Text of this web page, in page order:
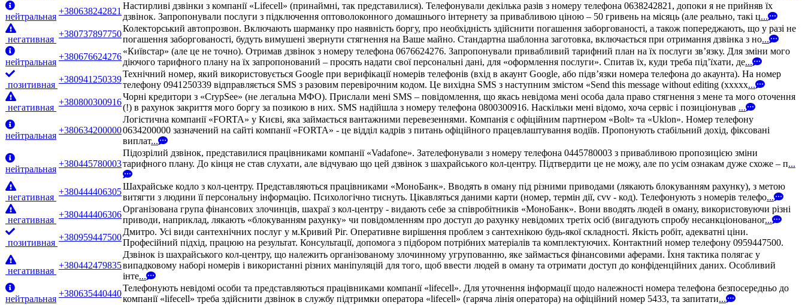
нейтральная
+380638242821
Настирливі дзвінки з компанії «Lifecell» (принаймні, так представилися). Телефонували декілька разів з номеру телефона 0638242821, допоки я не прийняв їх
дзвінок. Запропонували послуги з підключення оптоволоконного домашнього інтернету за привабливою ціною – 50 гривень на місяць (але реально, такі ц...
негативная
+380737897750
Колекторський автопрозвон. Включають шарманку про наявність боргу, про необхідність здійснити погашення заборгованості, а також попереджають, що у разі не
погашення заборгованості, будуть вимушені звернути стягнення на Ваше майно. Стандартна шаблонна заготовка, включається при отримання дзвінка з но...
нейтральная
+380676624276
«Київстар» (але це не точно). Отримав дзвінок з номеру телефона 0676624276. Запропонували привабливий тарифний план на їх послуги зв’язку. Для зміни мого
діючого тарифного плану на їх запропонований – просять надати свої персональні дані, для «оформлення послуги». Спитав їх, куди треба під’їхати, де...
позитивная
+380941250339
Технічний номер, який використовується Google при верифікації номерів телефонів (вхід в акаунт Google, або підв’язки номера телефона до акаунта). На номер
телефону 0941250339 відправляється SMS з разовим перевірочним кодом. Це вихідна SMS з наступним змістом «Send this message without editing (xxxxx...
негативная
+380800300916
Чорні кредитори з «CrypSee» (не легальна МФО). Прислали мені SMS – повідомлення, що якась невідома мені особа дала право стягнення з мене та мого оточення
(!) в рахунок закриття мого боргу за позикою в них. SMS надійшла з номеру телефона 0800300916. Наскільки мені відомо, хоча сервіс і позиціонував ...
нейтральная
+380634200000
Логістична компанії «FORTA» у Києві, яка займається вантажними перевезеннями. Компанія є офіційним партнером «Bolt» та «Uklon». Номер телефону
0634200000 зазначений на сайті компанії «FORTA» - це відділ кадрів з питань офіційного працевлаштування водіїв. Пропонують стабільний дохід, фіксовані
виплат...
нейтральная
+380445780003
Підозрілий дзвінок, представилися працівниками компанії «Vadafone». Зателефонували з номеру телефона 0445780003 з привабливою пропозицією зміни
тарифного плану. До кінця не став слухати, але відчуваю що цей дзвінок з шахрайського кол-центру. Підтвердити це не можу, але по усім ознакам дуже схоже – п...
негативная
+380444406305
Шахрайське кодло з кол-центру. Представляються працівниками «МоноБанк». Вводять в оману під різними приводами (лякають блокуванням рахунку), з метою
витягти з людини її персональну інформацію. Психологічно тиснуть. Цікавляться даними карти (номер, термін дії, cvv - код). Телефонують з номерів телефо...
негативная
+380444406306
Організована група фінансових злочинців, шахраї з кол-центру - видають себе за співробітників «МоноБанк». Вони вводять людей в оману, використовуючи різні
приводи, наприклад, лякають «блокуванням рахунку» чи повідомленням про доступ до рахунку невідомих третіх осіб (вигадують спробу несанкціонованог...
позитивная
+380959447500
Дмитро. Усі види сантехнічних послуг у м.Кривий Ріг. Оперативне вирішення проблем з сантехнікою будь-якої складності. Якість робіт, адекватні ціни.
Професійний підхід, працюю на результат. Консультації, допомога з підбором потрібних матеріалів та комплектуючих. Контактний номер телефону 0959447500.
негативная
+380442479835
Дзвінок із шахрайського кол-центру, що належить організованому злочинному угрупованню, яке займається фінансовими аферами. Їхня тактика полягає у
випадковому наборі номерів і використанні різних маніпуляцій для того, щоб ввести людей в оману та отримати доступ до конфіденційних даних. Особливий
інте...
нейтральная
+380635440440
Телефонують невідомі особи та представляються працівниками компанії «lifecell». Для уточнення інформації щодо належності номера телефона безпосередньо до
компанії «lifecell» треба здійснити дзвінок в службу підтримки оператора «lifecell» (гаряча лінія оператора) на офіційний номер 5433, та запитати...